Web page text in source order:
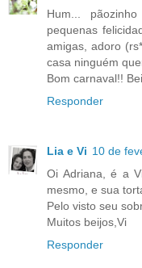
Hum...
pequenas
amigas, adoro
casa ninguém
Bom carnaval!!
Responder
Lia e Vi 10 de
Oi Adriana, é a
mesmo, e sua
Pelo visto seu
Muitos beijos,Vi
Responder